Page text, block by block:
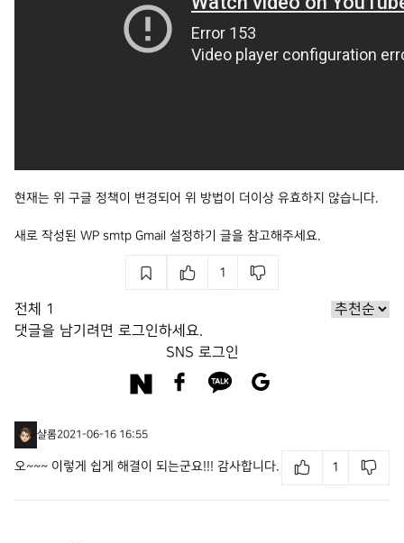
현재는 위 구글 정책이 변경되어 위 방법이 더이상 유효하지 않습니다.
새로 작성된 WP smtp Gmail 설정하기 글을 참고해주세요.
1
전체 1
댓글을 남기려면 로그인하세요.
SNS 로그인
샬롬2021-06-16 16:55
1
오~~~ 이렇게 쉽게 해결이 되는군요!!! 감사합니다.